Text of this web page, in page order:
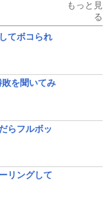
もっと見
る
てボコられ
敗を聞いてみ
らフルボッ
リングして